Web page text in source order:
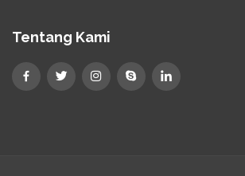
Tentang Kami